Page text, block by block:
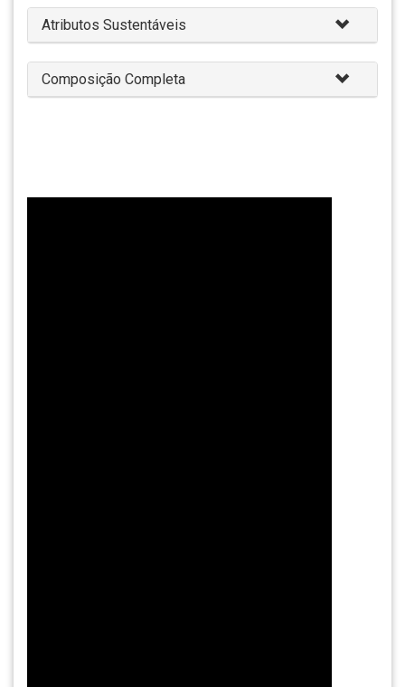
Atributos Sustentáveis
Composição Completa